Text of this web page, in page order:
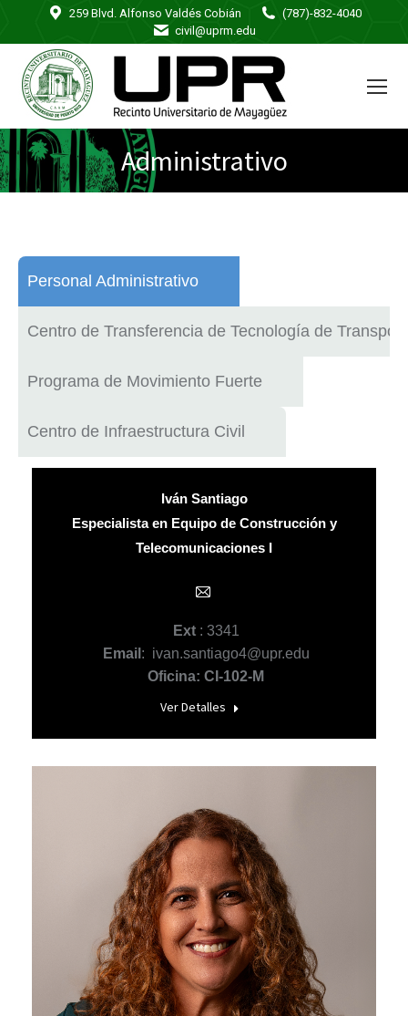
259 Blvd. Alfonso Valdés Cobián
(787)-832-4040
civil@uprm.edu
Administrativo
You are here:
Personal Administrativo
Centro de Transferencia de Tecnología de
Programa de Movimiento Fuerte
Centro de Infraestructura Civil
Iván Santiago
Especialista en Equipo de Construcción y
Telecomunicaciones I
Ext: 3341
Email : ivan.santiago4@upr.edu
Oficina: CI-102-M
E-
mail
Ver Detalles